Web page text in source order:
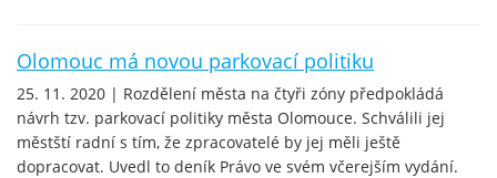
Olomouc má novou parkovací politiku
25. 11. 2020 | Rozdělení města na čtyři zóny předpokládá
návrh tzv. parkovací politiky města Olomouce. Schválili jej
městští radní s tím, že zpracovatelé by jej měli ještě
dopracovat. Uvedl to deník Právo ve svém včerejším vydání.